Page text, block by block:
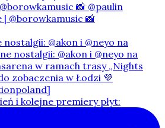
📸 @paulin
@akon i @neyo na
i kolejne premiery płyt: